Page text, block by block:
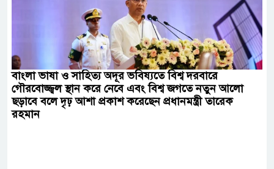
নিচে গাঁজার ড্রাম, মাদক কারবারি আটক
বাজেট সংশোধনের দাবিতে ফরিদগঞ্জে অহিংস
উঠান বৈঠক
বাংলা ভাষা ও সাহিত্য অদূর ভবিষ্যতে বিশ্ব দরবারে
গৌরবোজ্জ্বল স্থান করে নেবে এবং বিশ্ব জগতে নতুন আলো
ছড়াবে বলে দৃঢ় আশা প্রকাশ করেছেন প্রধানমন্ত্রী তারেক
রহমান